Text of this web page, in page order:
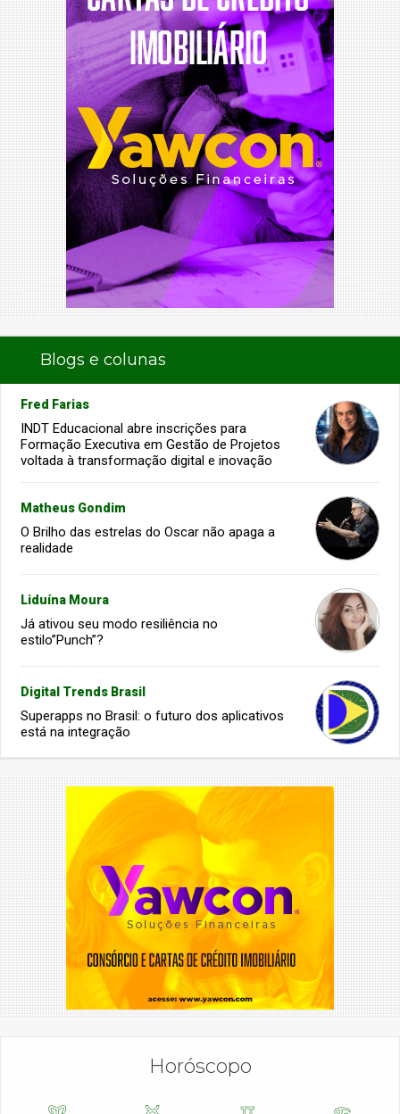
Blogs e colunas
Fred Farias
INDT Educacional abre inscrições para
Formação Executiva em Gestão de Projetos
voltada à transformação digital e inovação
Matheus Gondim
O Brilho das estrelas do Oscar não apaga a
realidade
Liduína Moura
Já ativou seu modo resiliência no
estilo”Punch”?
Digital Trends Brasil
Superapps no Brasil: o futuro dos aplicativos
está na integração
Horóscopo